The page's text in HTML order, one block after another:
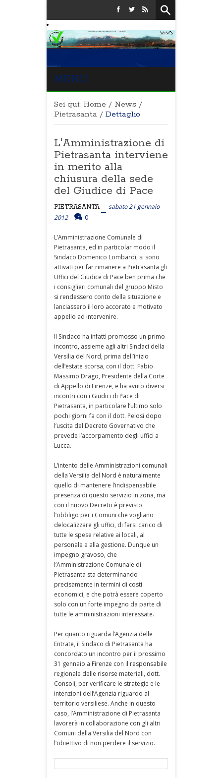
MENU
Sei qui: Home / News /
Pietrasanta / Dettaglio
L'Amministrazione di
Pietrasanta interviene
in merito alla
chiusura della sede
del Giudice di Pace
PIETRASANTA
sabato 21 gennaio
2012
0
L’Amministrazione Comunale di
Pietrasanta, ed in particolar modo il
Sindaco Domenico Lombardi, si sono
attivati per far rimanere a Pietrasanta gli
Uffici del Giudice di Pace ben prima che
i consiglieri comunali del gruppo Misto
si rendessero conto della situazione e
lanciassero il loro accorato e motivato
appello ad intervenire.
Il Sindaco ha infatti promosso un primo
incontro, assieme agli altri Sindaci della
Versilia del Nord, prima dell’inizio
dell’estate scorsa, con il dott. Fabio
Massimo Drago, Presidente della Corte
di Appello di Firenze, e ha avuto diversi
incontri con i Giudici di Pace di
Pietrasanta, in particolare l’ultimo solo
pochi giorni fa con il dott. Pelosi dopo
l’uscita del Decreto Governativo che
prevede l’accorpamento degli uffici a
Lucca.
L’intento delle Amministrazioni comunali
della Versilia del Nord è naturalmente
quello di mantenere l’indispensabile
presenza di questo servizio in zona, ma
con il nuovo Decreto è previsto
l’obbligo per i Comuni che vogliano
delocalizzare gli uffici, di farsi carico di
tutte le spese relative ai locali, al
personale e alla gestione. Dunque un
impegno gravoso, che
l’Amministrazione Comunale di
Pietrasanta sta determinando
precisamente in termini di costi
economici, e che potrà essere coperto
solo con un forte impegno da parte di
tutte le amministrazioni interessate.
Per quanto riguarda l’Agenzia delle
Entrate, il Sindaco di Pietrasanta ha
concordato un incontro per il prossimo
31 gennaio a Firenze con il responsabile
regionale delle risorse materiali, dott.
Consoli, per verificare le strategie e le
intenzioni dell’Agenzia riguardo al
territorio versiliese. Anche in questo
caso, l’Amministrazione di Pietrasanta
lavorerà in collaborazione con gli altri
Comuni della Versilia del Nord con
l’obiettivo di non perdere il servizio.